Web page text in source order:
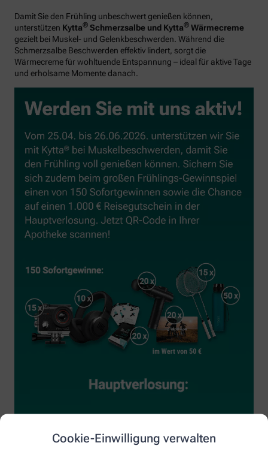
Cookie-Einwilligung verwalten
Damit Sie den Frühling unbeschwert genießen können,
unterstützen Kytta® Schmerzsalbe und Kytta® Wärmecreme
gezielt bei Muskel- und Gelenkbeschwerden. Während die
Schmerzsalbe Beschwerden effektiv lindert, sorgt die
Wärmecreme für wohltuende Entspannung – ideal für aktive Tage
und erholsame Momente danach.